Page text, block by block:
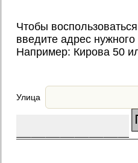
Чтобы
введите адрес
Например: Кирова 50
Улица